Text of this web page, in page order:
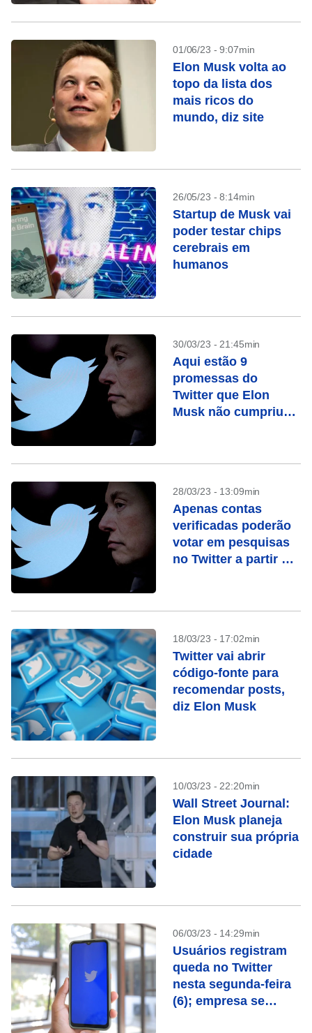
01/06/23 - 9:07min
Elon Musk volta ao
topo da lista dos
mais ricos do
mundo, diz site
26/05/23 - 8:14min
Startup de Musk vai
poder testar chips
cerebrais em
humanos
30/03/23 - 21:45min
Aqui estão 9
promessas do
Twitter que Elon
Musk não cumpriu
28/03/23 - 13:09min
Apenas contas
verificadas poderão
votar em pesquisas
no Twitter a partir de
18/03/23 - 17:02min
Twitter vai abrir
código-fonte para
recomendar posts,
diz Elon Musk
10/03/23 - 22:20min
Wall Street Journal:
Elon Musk planeja
construir sua própria
cidade
06/03/23 - 14:29min
Usuários registram
queda no Twitter
nesta segunda-feira
(6); empresa se